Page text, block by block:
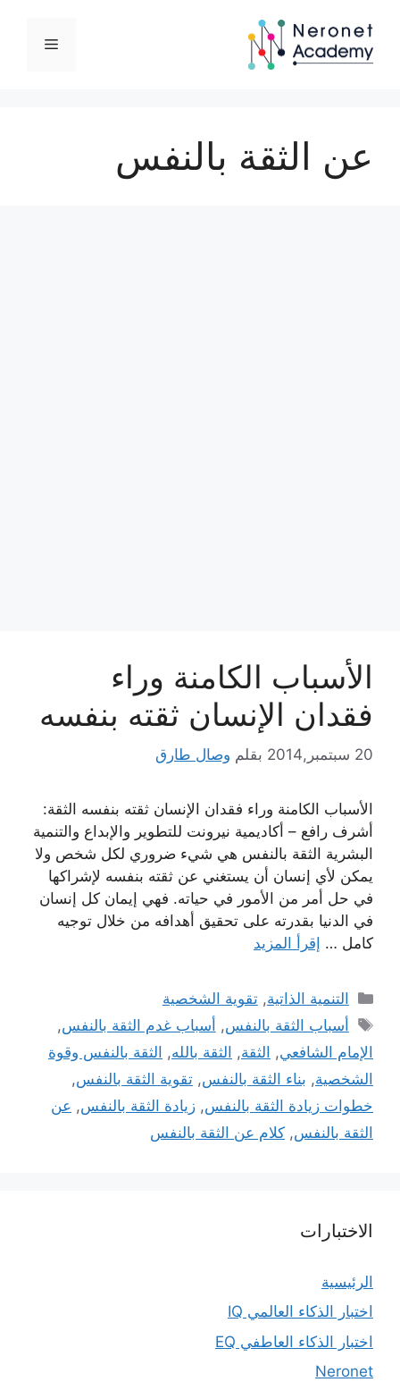
المحتوى
القائمة
عن الثقة بالنفس
الأسباب الكامنة وراء
فقدان الإنسان ثقته بنفسه
20 سبتمبر,2014 بقلم وصال طارق
الأسباب الكامنة وراء فقدان الإنسان ثقته بنفسه الثقة:
أشرف رافع – أكاديمية نيرونت للتطوير والإبداع والتنمية
البشرية الثقة بالنفس هي شيء ضروري لكل شخص ولا
يمكن لأي إنسان أن يستغني عن ثقته بنفسه لإشراكها
في حل أمر من الأمور في حياته. فهي إيمان كل إنسان
في الدنيا بقدرته على تحقيق أهدافه من خلال توجيه
كامل … إقرأ المزيد
التصنيفات
التنمية الذاتية,تقوية الشخصية
الوسوم
أسباب الثقة بالنفس, أسباب غدم الثقة بالنفس,
الإمام الشافعي, الثقة, الثقة بالله, الثقة بالنفس وقوة
الشخصية, بناء الثقة بالنفس, تقوية الثقة بالنفس,
خطوات زيادة الثقة بالنفس, زيادة الثقة بالنفس, عن
الثقة بالنفس, كلام عن الثقة بالنفس
الاختبارات
الرئيسية
اختبار الذكاء العالمي IQ
اختبار الذكاء العاطفي EQ
Neronet